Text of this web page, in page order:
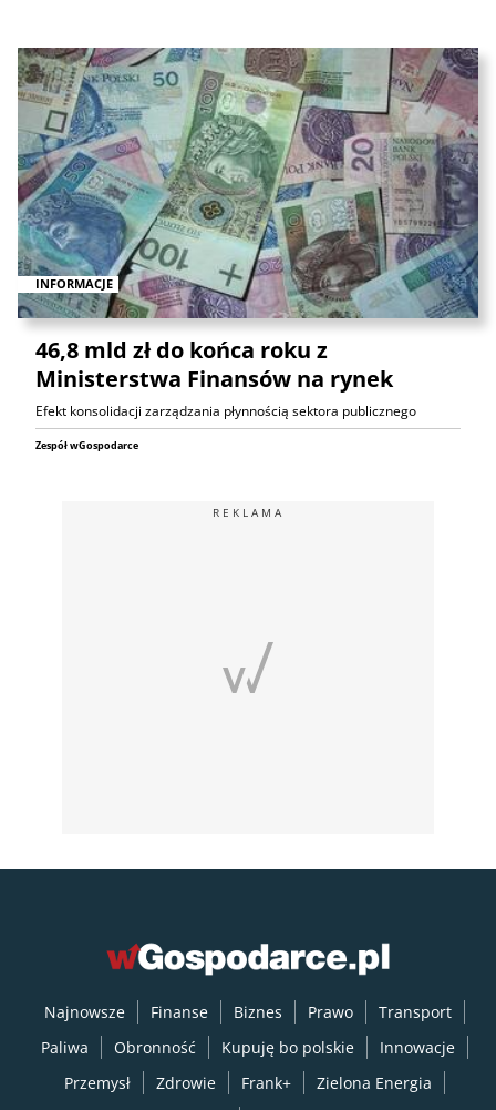
INFORMACJE
46,8 mld zł do końca roku z
Ministerstwa Finansów na rynek
Efekt konsolidacji zarządzania płynnością sektora publicznego
Zespół wGospodarce
REKLAMA
Najnowsze Finanse Biznes Prawo
Transport
Paliwa
Obronność Kupuję bo polskie
Innowacje
Przemysł
Zdrowie Frank+
Zielona Energia